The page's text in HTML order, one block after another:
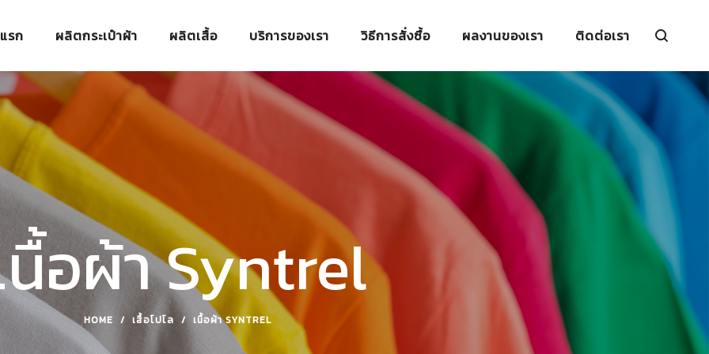
รก ผลิตกระเป๋าผ้า ผลิตเสื้อ บริการของเรา วิธีการสั่งซื้อ ผลงานของเรา ติดต่อเรา
นื้อผ้า Syntrel
HOME / เสื้อโปโล / เนื้อผ้า SYNTREL